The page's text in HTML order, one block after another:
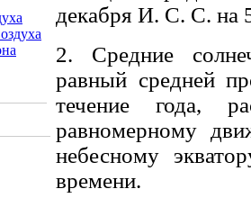
декабря И. С. С. на
2. Средние
равный средней
течение года,
равномерному
небесному
времени.